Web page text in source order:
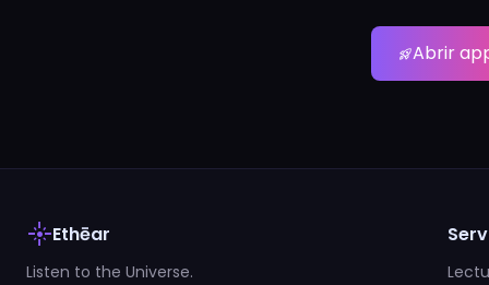
rocket_launchAbrir
flareEthēar
Listen to the Universe.